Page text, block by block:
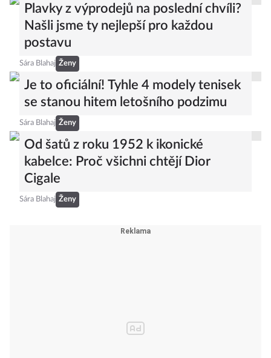
Plavky z výprodejů na poslední chvíli?
Našli jsme ty nejlepší pro každou
postavu
Sára Blahaj Ženy
Je to oficiální! Tyhle 4 modely tenisek
se stanou hitem letošního podzimu
Sára Blahaj Ženy
Od šatů z roku 1952 k ikonické
kabelce: Proč všichni chtějí Dior
Cigale
Sára Blahaj Ženy